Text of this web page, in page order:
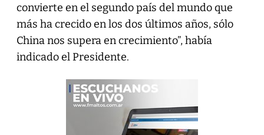
convierte en el segundo país del mundo que
más ha crecido en los dos últimos años, sólo
China nos supera en crecimiento”, había
indicado el Presidente.